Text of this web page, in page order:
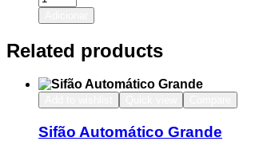
Related products
Sifão Automático Grande